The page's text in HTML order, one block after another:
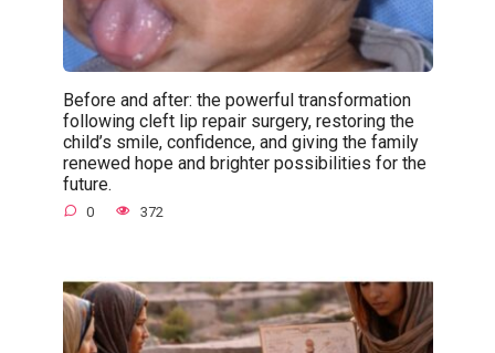
Before and after: the powerful transformation
following cleft lip repair surgery, restoring the
child’s smile, confidence, and giving the family
renewed hope and brighter possibilities for the
future.
0 372